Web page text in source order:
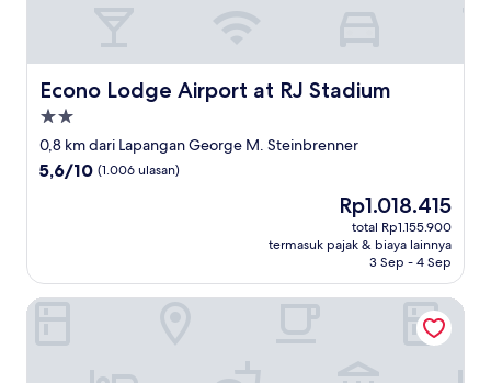
Econo Lodge Airport at RJ Stadium
Econo Lodge Airport at RJ Stadium
Properti
bintang
2.0
0,8 km dari Lapangan George M. Steinbrenner
5.6
5,6/10 (1.006 ulasan)
Harga
sekarang
Rp1.018.415
Rp1.018.415
total Rp1.155.900
termasuk pajak & biaya lainnya
3 Sep - 4 Sep
Hyatt House Tampa Airport Westshore